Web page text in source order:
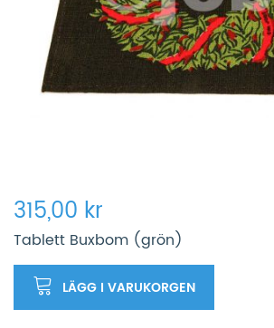
315,00 kr
Tablett Buxbom (grön)
LÄGG I VARUKORGEN